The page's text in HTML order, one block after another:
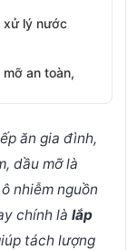
xử lý nước
an toàn,
ăn gia đình,
dầu mỡ là
nhiễm nguồn
chính là lắp
tách lượng